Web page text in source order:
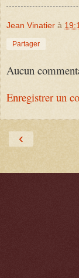
Jean Vinatier à
Partager
Aucun
Enregistrer un
‹